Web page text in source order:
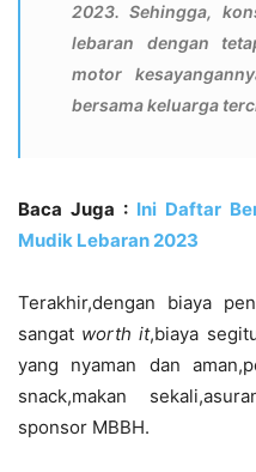
2023. Sehingga,
lebaran dengan
motor
bersama keluarga
Baca Juga : Ini Daftar
Mudik Lebaran 2023
Terakhir,dengan biaya
sangat worth it,biaya
yang nyaman dan
snack,makan
sponsor MBBH.